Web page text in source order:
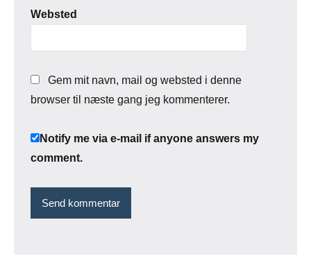
Websted
Gem mit navn, mail og websted i denne
browser til næste gang jeg kommenterer.
Notify me via e-mail if anyone answers my
comment.